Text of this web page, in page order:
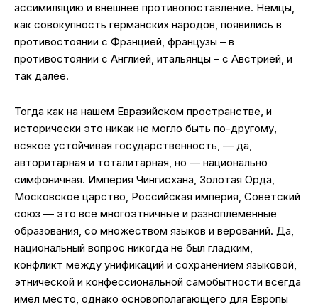
ассимиляцию и внешнее противопоставление. Немцы,
как совокупность германских народов, появились в
противостоянии с Францией, французы – в
противостоянии с Англией, итальянцы – с Австрией, и
так далее.
Тогда как на нашем Евразийском пространстве, и
исторически это никак не могло быть по-другому,
всякое устойчивая государственность, — да,
авторитарная и тоталитарная, но — национально
симфоничная. Империя Чингисхана, Золотая Орда,
Московское царство, Российская империя, Советский
союз — это все многоэтничные и разноплеменные
образования, со множеством языков и верований. Да,
национальный вопрос никогда не был гладким,
конфликт между унификаций и сохранением языковой,
этнической и конфессиональной самобытности всегда
имел место, однако основополагающего для Европы